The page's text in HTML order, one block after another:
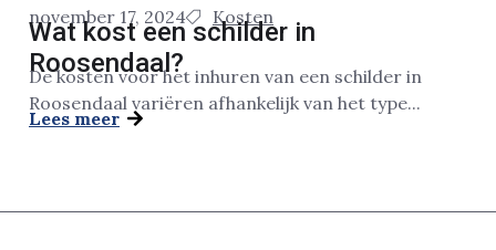
november 17, 2024 Kosten
Wat kost een schilder in
Roosendaal?
De kosten voor het inhuren van een schilder in
Roosendaal variëren afhankelijk van het type...
Lees meer